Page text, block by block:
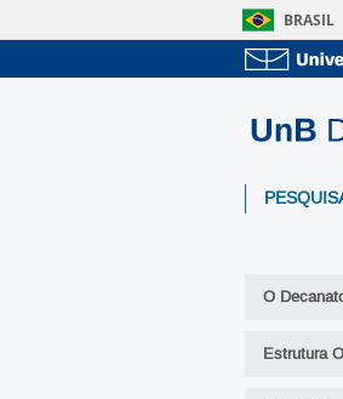
BRASIL
O
Estrutura